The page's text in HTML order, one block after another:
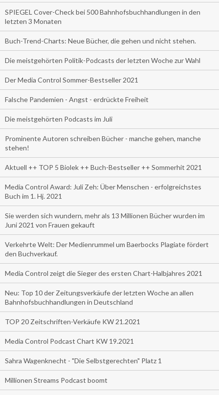
SPIEGEL Cover-Check bei 500 Bahnhofsbuchhandlungen in den
letzten 3 Monaten
Buch-Trend-Charts: Neue Bücher, die gehen und nicht stehen.
Die meistgehörten Politik-Podcasts der letzten Woche zur Wahl
Der Media Control Sommer-Bestseller 2021
Falsche Pandemien - Angst - erdrückte Freiheit
Die meistgehörten Podcasts im Juli
Prominente Autoren schreiben Bücher - manche gehen, manche
stehen!
Aktuell ++ TOP 5 Biolek ++ Buch-Bestseller ++ Sommerhit 2021
Media Control Award: Juli Zeh: Über Menschen - erfolgreichstes
Buch im 1. Hj. 2021
Sie werden sich wundern, mehr als 13 Millionen Bücher wurden im
Juni 2021 von Frauen gekauft
Verkehrte Welt: Der Medienrummel um Baerbocks Plagiate fördert
den Buchverkauf.
Media Control zeigt die Sieger des ersten Chart-Halbjahres 2021
Neu: Top 10 der Zeitungsverkäufe der letzten Woche an allen
Bahnhofsbuchhandlungen in Deutschland
TOP 20 Zeitschriften-Verkäufe KW 21.2021
Media Control Podcast Chart KW 19.2021
Sahra Wagenknecht - "Die Selbstgerechten" Platz 1
Millionen Streams Podcast boomt